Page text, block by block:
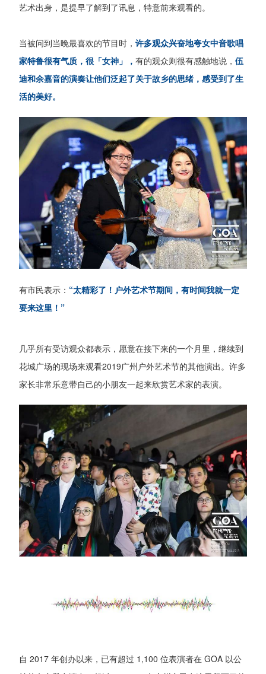
艺术出身，是提早了解到了讯息，特意前来观看的。
当被问到当晚最喜欢的节目时， 许多观众兴奋地夸女中音歌唱
家特鲁很有气质，很「女神」， 有的观众则很有感触地说， 伍
迪和余嘉音的演奏让他们泛起了关于故乡的思绪，感受到了生
活的美好。
有市民表示： “太精彩了！户外艺术节期间，有时间我就一定
要来这里！”
几乎所有受访观众都表示，愿意在接下来的一个月里，继续到
花城广场的现场来观看2019广州户外艺术节的其他演出。许多
家长非常乐意带自己的小朋友一起来欣赏艺术家的表演。
自 2017 年创办以来，已有超过 1,100 位表演者在 GOA 以公